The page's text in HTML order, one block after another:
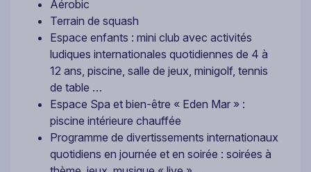
Aérobic
Terrain de squash
Espace enfants : mini club avec activités
ludiques internationales quotidiennes de 4 à
12 ans, piscine, salle de jeux, minigolf, tennis
de table …
Espace Spa et bien-être « Eden Mar » :
piscine intérieure chauffée
Programme de divertissements internationaux
quotidiens en journée et en soirée : soirées à